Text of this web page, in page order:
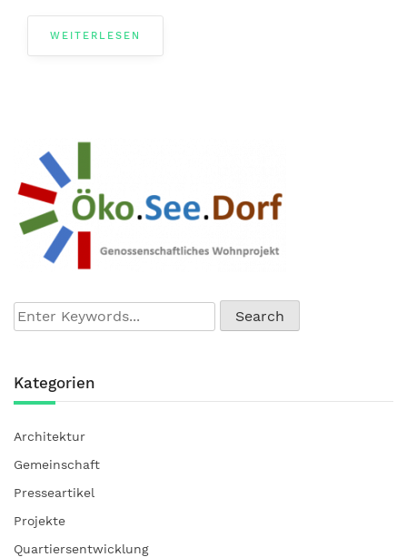
WEITERLESEN
Kategorien
Architektur
Gemeinschaft
Presseartikel
Projekte
Quartiersentwicklung